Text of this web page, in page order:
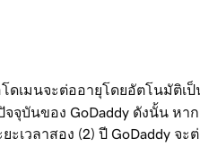
เมนจะต่ออายุโดยอัตโนมัติเป็
จุบันของ GoDaddy ดังนั้น ห
เวลาสอง (2) ปี GoDaddy